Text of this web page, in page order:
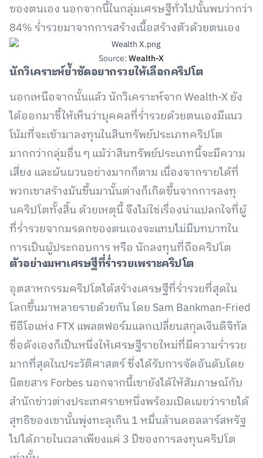
ของตนเอง นอกจากนี้ในกลุ่มเศรษฐีทั่วไปนั้นพบว่ากว่า
84% ร่ำรวยมาจากการสร้างเนื้อสร้างตัวด้วยตนเอง
Source:Wealth-X
นักวิเคราะห์ย้ำชัดอยากรวยให้เลือกคริปโต
นอกเหนือจากนั้นแล้ว นักวิเคราะห์จาก Wealth-X ยัง
ได้ออกมาชี้ให้เห็นว่าบุคคลที่ร่ำรวยด้วยตนเองมีแนว
โน้มที่จะเข้ามาลงทุนในสินทรัพย์ประเภทคริปโต
มากกว่ากลุ่มอื่น ๆ แม้ว่าสินทรัพย์ประเภทนี้จะมีความ
เสี่ยง และผันผวนอย่างมากก็ตาม เนื่องจากรายได้ที่
พวกเขาสร้างมันขึ้นมานั้นต่างก็เกิดขึ้นจากการลงทุ
นคริปโตทั้งสิ้น ด้วยเหตุนี้ จึงไม่ใช่เรื่องน่าแปลกใจที่ผู้
ที่ร่ำรวยจากมรดกของตนเองจะแทบไม่มีบทบาทใน
การเป็นผู้ประกอบการ หรือ นักลงทุนที่ถือคริปโต
ตัวอย่างมหาเศรษฐีที่ร่ำรวยเพราะคริปโต
อุตสาหกรรมคริปโตได้สร้างเศรษฐีที่ร่ำรวยที่สุดใน
โลกขึ้นมาหลายรายด้วยกัน โดย Sam Bankman-Fried
ซีอีโอแห่ง FTX แพลตฟอร์มแลกเปลี่ยนสกุลเงินดิจิทัล
ชื่อดังเองก็เป็นหนึ่งให้เศรษฐีรายใหม่ที่มีความร่ำรวย
มากที่สุดในประวัติศาสตร์ ซึ่งได้รับการจัดอันดับโดย
นิตยสาร Forbes นอกจากนี้เขายังได้ให้สัมภาษณ์กับ
สำนักข่าวต่างประเทศรายหนึ่งพร้อมเปิดเผยว่ารายได้
สุทธิของเขานั้นพุ่งทะลุเกิน 1 หมื่นล้านดอลลาร์สหรัฐ
ไปได้ภายในเวลาเพียงแค่ 3 ปีของการลงทุนคริปโต